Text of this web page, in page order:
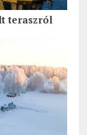
teraszról